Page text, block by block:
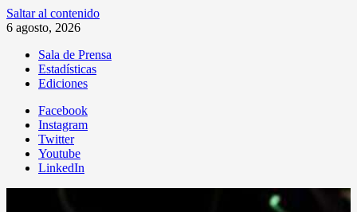
Saltar al contenido
6 agosto, 2026
Sala de Prensa
Estadísticas
Ediciones
Facebook
Instagram
Twitter
Youtube
LinkedIn